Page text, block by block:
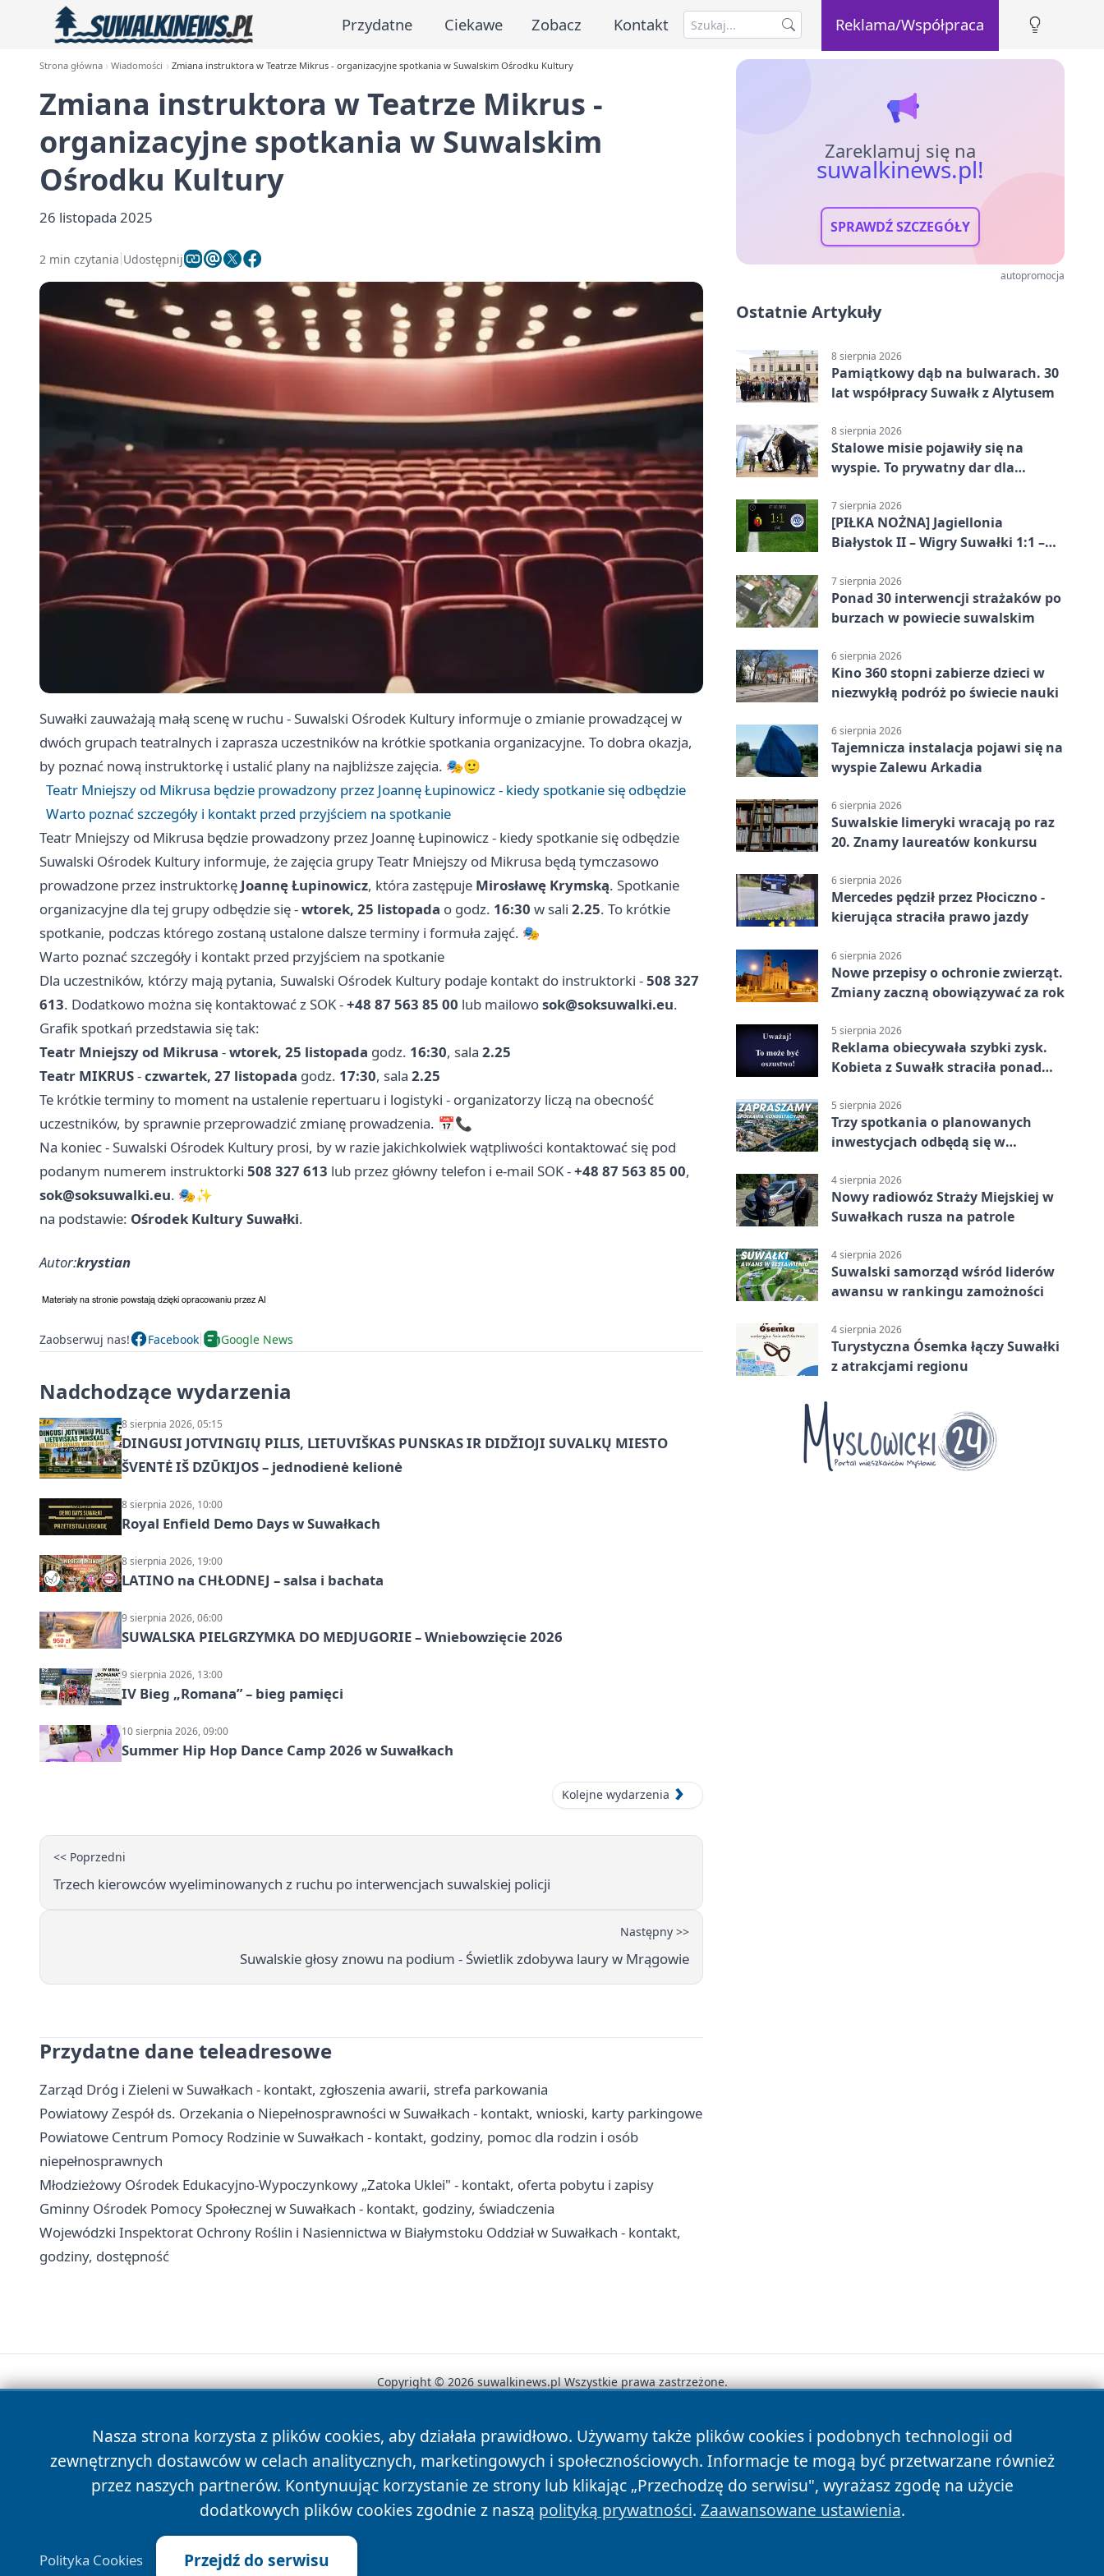
Przydatne Ciekawe Zobacz Kontakt Reklama/Współpraca
Strona główna Wiadomości Zmiana instruktora w Teatrze Mikrus - organizacyjne spotkania w Suwalskim Ośrodku Kultury
Zmiana instruktora w Teatrze Mikrus -
organizacyjne spotkania w Suwalskim
Ośrodku Kultury
26 listopada 2025
2 min czytania Udostępnij
Suwałki zauważają małą scenę w ruchu - Suwalski Ośrodek Kultury informuje o zmianie prowadzącej w
dwóch grupach teatralnych i zaprasza uczestników na krótkie spotkania organizacyjne. To dobra okazja,
by poznać nową instruktorkę i ustalić plany na najbliższe zajęcia. 🎭🙂
Teatr Mniejszy od Mikrusa będzie prowadzony przez Joannę Łupinowicz - kiedy spotkanie się odbędzie
Warto poznać szczegóły i kontakt przed przyjściem na spotkanie
Teatr Mniejszy od Mikrusa będzie prowadzony przez Joannę Łupinowicz - kiedy spotkanie się odbędzie
Suwalski Ośrodek Kultury informuje, że zajęcia grupy Teatr Mniejszy od Mikrusa będą tymczasowo
prowadzone przez instruktorkę Joannę Łupinowicz, która zastępuje Mirosławę Krymską. Spotkanie
organizacyjne dla tej grupy odbędzie się -wtorek, 25 listopada o godz. 16:30 w sali 2.25. To krótkie
spotkanie, podczas którego zostaną ustalone dalsze terminy i formuła zajęć. 🎭
Warto poznać szczegóły i kontakt przed przyjściem na spotkanie
Dla uczestników, którzy mają pytania, Suwalski Ośrodek Kultury podaje kontakt do instruktorki -508 327
613. Dodatkowo można się kontaktować z SOK -+48 87 563 85 00 lub mailowosok@soksuwalki.eu.
Grafik spotkań przedstawia się tak:
Teatr Mniejszy od Mikrusa -wtorek, 25 listopada godz. 16:30, sala 2.25
Teatr MIKRUS-czwartek, 27 listopada godz. 17:30, sala 2.25
Te krótkie terminy to moment na ustalenie repertuaru i logistyki - organizatorzy liczą na obecność
uczestników, by sprawnie przeprowadzić zmianę prowadzenia. 📅📞
Na koniec - Suwalski Ośrodek Kultury prosi, by w razie jakichkolwiek wątpliwości kontaktować się pod
podanym numerem instruktorki 508 327 613 lub przez główny telefon i e-mail SOK -+48 87 563 85 00,
sok@soksuwalki.eu. 🎭✨
na podstawie: Ośrodek Kultury Suwałki.
Autor:krystian
Zaobserwuj nas! Facebook Google News
Nadchodzące wydarzenia
8 sierpnia 2026, 05:15
DINGUSI JOTVINGIŲ PILIS, LIETUVIŠKAS PUNSKAS IR DIDŽIOJI SUVALKŲ MIESTO
ŠVENTĖ IŠ DZŪKIJOS – jednodienė kelionė
8 sierpnia 2026, 10:00
Royal Enfield Demo Days w Suwałkach
8 sierpnia 2026, 19:00
LATINO na CHŁODNEJ – salsa i bachata
9 sierpnia 2026, 06:00
SUWALSKA PIELGRZYMKA DO MEDJUGORIE – Wniebowzięcie 2026
9 sierpnia 2026, 13:00
IV Bieg „Romana” – bieg pamięci
10 sierpnia 2026, 09:00
Summer Hip Hop Dance Camp 2026 w Suwałkach
Kolejne wydarzenia
<< Poprzedni
Trzech kierowców wyeliminowanych z ruchu po interwencjach suwalskiej policji
Następny >>
Suwalskie głosy znowu na podium - Świetlik zdobywa laury w Mrągowie
Przydatne dane teleadresowe
Zarząd Dróg i Zieleni w Suwałkach - kontakt, zgłoszenia awarii, strefa parkowania
Powiatowy Zespół ds. Orzekania o Niepełnosprawności w Suwałkach - kontakt, wnioski, karty parkingowe
Powiatowe Centrum Pomocy Rodzinie w Suwałkach - kontakt, godziny, pomoc dla rodzin i osób
niepełnosprawnych
Młodzieżowy Ośrodek Edukacyjno-Wypoczynkowy „Zatoka Uklei" - kontakt, oferta pobytu i zapisy
Gminny Ośrodek Pomocy Społecznej w Suwałkach - kontakt, godziny, świadczenia
Wojewódzki Inspektorat Ochrony Roślin i Nasiennictwa w Białymstoku Oddział w Suwałkach - kontakt,
godziny, dostępność
Zareklamuj się na
suwalkinews.pl!
SPRAWDŹ SZCZEGÓŁY
autopromocja
Ostatnie Artykuły
8 sierpnia 2026
Pamiątkowy dąb na bulwarach. 30
lat współpracy Suwałk z Alytusem
8 sierpnia 2026
Stalowe misie pojawiły się na
wyspie. To prywatny dar dla
7 sierpnia 2026
[PIŁKA NOŻNA] Jagiellonia
Białystok II – Wigry Suwałki 1:1 –
7 sierpnia 2026
Ponad 30 interwencji strażaków po
burzach w powiecie suwalskim
6 sierpnia 2026
Kino 360 stopni zabierze dzieci w
niezwykłą podróż po świecie nauki
6 sierpnia 2026
Tajemnicza instalacja pojawi się na
wyspie Zalewu Arkadia
6 sierpnia 2026
Suwalskie limeryki wracają po raz
20. Znamy laureatów konkursu
6 sierpnia 2026
Mercedes pędził przez Płociczno -
kierująca straciła prawo jazdy
6 sierpnia 2026
Nowe przepisy o ochronie zwierząt.
Zmiany zaczną obowiązywać za rok
5 sierpnia 2026
Reklama obiecywała szybki zysk.
Kobieta z Suwałk straciła ponad
5 sierpnia 2026
Trzy spotkania o planowanych
inwestycjach odbędą się w
4 sierpnia 2026
Nowy radiowóz Straży Miejskiej w
Suwałkach rusza na patrole
4 sierpnia 2026
Suwalski samorząd wśród liderów
awansu w rankingu zamożności
4 sierpnia 2026
Turystyczna Ósemka łączy Suwałki
z atrakcjami regionu
Nasza strona korzysta z plików cookies, aby działała prawidłowo. Używamy także plików cookies i podobnych technologii od
zewnętrznych dostawców w celach analitycznych, marketingowych i społecznościowych. Informacje te mogą być przetwarzane również
przez naszych partnerów. Kontynuując korzystanie ze strony lub klikając „Przechodzę do serwisu", wyrażasz zgodę na użycie
dodatkowych plików cookies zgodnie z naszą polityką prywatności. Zaawansowane ustawienia.
Polityka Cookies Przejdź do serwisu
Copyright © 2026 suwalkinews.pl Wszystkie prawa zastrzeżone.
News Autorzy Polityka Prywatności Polityka Cookies